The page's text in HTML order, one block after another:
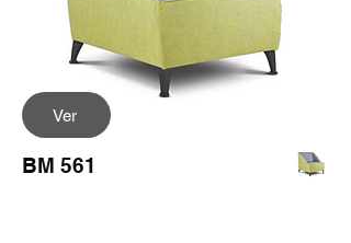
Ver
BM 561